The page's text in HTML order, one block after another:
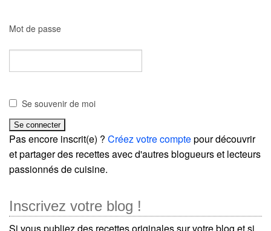
Mot de passe
Se souvenir de moi
Pas encore inscrit(e) ? Créez votre comptepour découvrir
et partager des recettes avec d'autres blogueurs et lecteurs
passionnés de cuisine.
Inscrivez votre blog !
Si vous publiez des recettes originales sur votre blog et si